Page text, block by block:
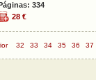
334
28 €
32 33 34 35 36 37